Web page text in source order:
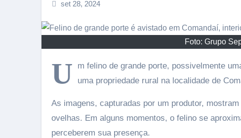
set 28, 2024
Foto: Grupo
U
m felino de grande porte, possivelmente
uma propriedade rural na localidade de
As imagens, capturadas por um produtor,
ovelhas. Em alguns momentos, o felino se
perceberem sua presença.